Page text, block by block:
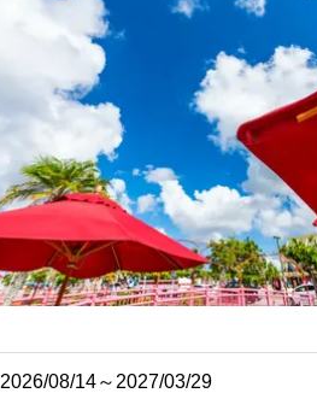
2026/08/14～2027/03/29